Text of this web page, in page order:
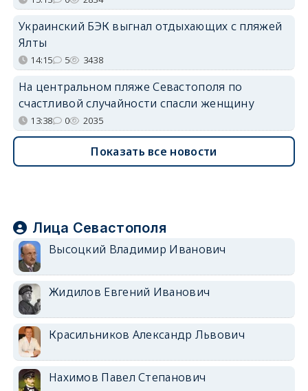
Украинский БЭК выгнал отдыхающих с пляжей
Ялты
14:15 5 3438
На центральном пляже Севастополя по
счастливой случайности спасли женщину
13:38 0 2035
Показать все новости
Лица Севастополя
Высоцкий Владимир Иванович
Жидилов Евгений Иванович
Красильников Александр Львович
Нахимов Павел Степанович